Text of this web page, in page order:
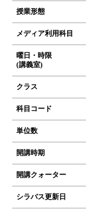
授業形態
メディア利用科目
曜日・時限
(講義室)
クラス
科目コード
単位数
開講時期
開講クォーター
シラバス更新日